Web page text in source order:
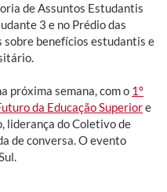
de Assuntos Estudantis
3 e no Prédio das
benefícios estudantis e
próxima semana, com o 1º
da Educação Superiore
liderança do Coletivo de
de conversa. O evento